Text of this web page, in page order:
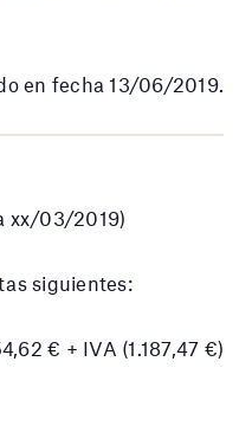
en fecha 13/06/2019.
xx/03/2019)
siguientes:
€ + IVA (1.187,47 €)